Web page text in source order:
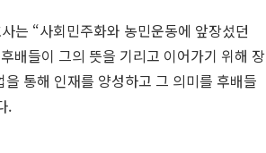
는 “사회민주화와 농민운동에 앞장섰던
배들이 그의 뜻을 기리고 이어가기 위해 장
통해 인재를 양성하고 그 의미를 후배들
.